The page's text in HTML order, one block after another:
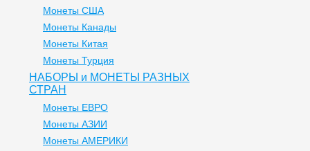
Монеты США
Монеты Канады
Монеты Китая
Монеты Турция
НАБОРЫ и МОНЕТЫ РАЗНЫХ
СТРАН
Монеты ЕВРО
Монеты АЗИИ
Монеты АМЕРИКИ